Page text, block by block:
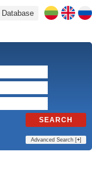
Database
SEARCH
Advanced Search [+]